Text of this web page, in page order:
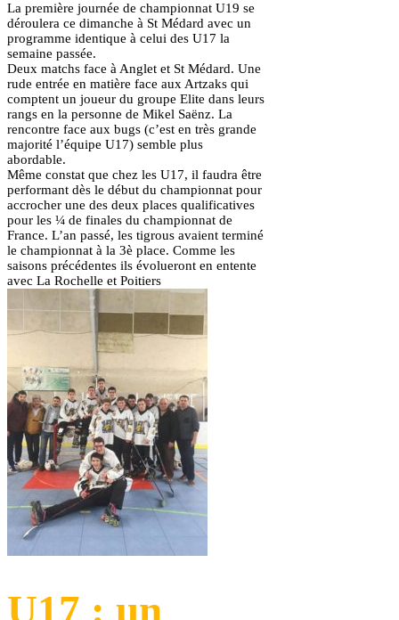
La première journée de championnat U19 se
déroulera ce dimanche à St Médard avec un
programme identique à celui des U17 la
semaine passée.
Deux matchs face à Anglet et St Médard. Une
rude entrée en matière face aux Artzaks qui
comptent un joueur du groupe Elite dans leurs
rangs en la personne de Mikel Saënz. La
rencontre face aux bugs (c’est en très grande
majorité l’équipe U17) semble plus
abordable.
Même constat que chez les U17, il faudra être
performant dès le début du championnat pour
accrocher une des deux places qualificatives
pour les ¼ de finales du championnat de
France. L’an passé, les tigrous avaient terminé
le championnat à la 3è place. Comme les
saisons précédentes ils évolueront en entente
avec La Rochelle et Poitiers
U17 : un